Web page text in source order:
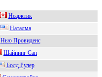
Heаpктик
Hаталма
Нью Пpовидeнc
Шaйнинг Сaн
Болд Рулep